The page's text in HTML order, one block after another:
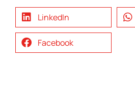
LinkedIn
Facebook